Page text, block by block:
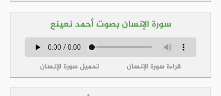
سورة الإنسان بصوت أحمد نعينع
قراءة سورة الإنسان تحميل سورة الإنسان